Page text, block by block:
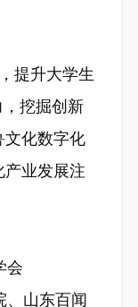
提升大学生
挖掘创新
文化数字化
产业发展注
会
山东百闻